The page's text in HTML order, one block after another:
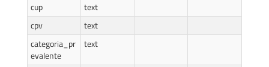
cup
text
cpv
text
categoria_pr
evalente
text